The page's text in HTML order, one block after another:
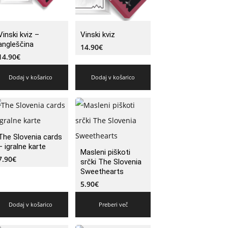
kviz –
€
Dodaj v košarico
Vinski kviz
14.90€
Dodaj v košarico
Slovenia cards
igralne karte
€
Dodaj v košarico
Masleni piškoti
srčki The Slovenia
Sweethearts
5.90€
Preberi več